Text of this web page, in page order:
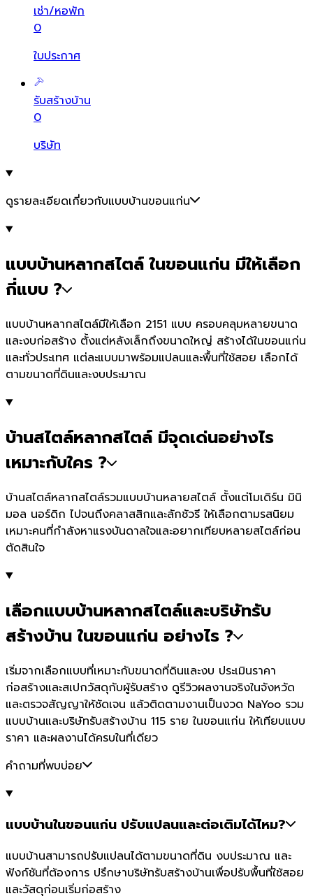
เช่า/หอพัก
0
ใบประกาศ
รับสร้างบ้าน
0
บริษัท
ดูรายละเอียดเกี่ยวกับแบบบ้านขอนแก่น
แบบบ้านหลากสไตล์ ในขอนแก่น มีให้เลือก
กี่แบบ ?
แบบบ้านหลากสไตล์มีให้เลือก 2151 แบบ ครอบคลุมหลายขนาด
และงบก่อสร้าง ตั้งแต่หลังเล็กถึงขนาดใหญ่ สร้างได้ในขอนแก่น
และทั่วประเทศ แต่ละแบบมาพร้อมแปลนและพื้นที่ใช้สอย เลือกได้
ตามขนาดที่ดินและงบประมาณ
บ้านสไตล์หลากสไตล์ มีจุดเด่นอย่างไร
เหมาะกับใคร ?
บ้านสไตล์หลากสไตล์รวมแบบบ้านหลายสไตล์ ตั้งแต่โมเดิร์น มินิ
มอล นอร์ดิก ไปจนถึงคลาสสิกและลักชัวรี ให้เลือกตามรสนิยม
เหมาะคนที่กำลังหาแรงบันดาลใจและอยากเทียบหลายสไตล์ก่อน
ตัดสินใจ
เลือกแบบบ้านหลากสไตล์และบริษัทรับ
สร้างบ้าน ในขอนแก่น อย่างไร ?
เริ่มจากเลือกแบบที่เหมาะกับขนาดที่ดินและงบ ประเมินราคา
ก่อสร้างและสเปกวัสดุกับผู้รับสร้าง ดูรีวิวผลงานจริงในจังหวัด
และตรวจสัญญาให้ชัดเจน แล้วติดตามงานเป็นงวด NaYoo รวม
แบบบ้านและบริษัทรับสร้างบ้าน 115 ราย ในขอนแก่น ให้เทียบแบบ
ราคา และผลงานได้ครบในที่เดียว
คำถามที่พบบ่อย
แบบบ้านในขอนแก่น ปรับแปลนและต่อเติมได้ไหม?
แบบบ้านสามารถปรับแปลนได้ตามขนาดที่ดิน งบประมาณ และ
ฟังก์ชันที่ต้องการ ปรึกษาบริษัทรับสร้างบ้านเพื่อปรับพื้นที่ใช้สอย
และวัสดุก่อนเริ่มก่อสร้าง